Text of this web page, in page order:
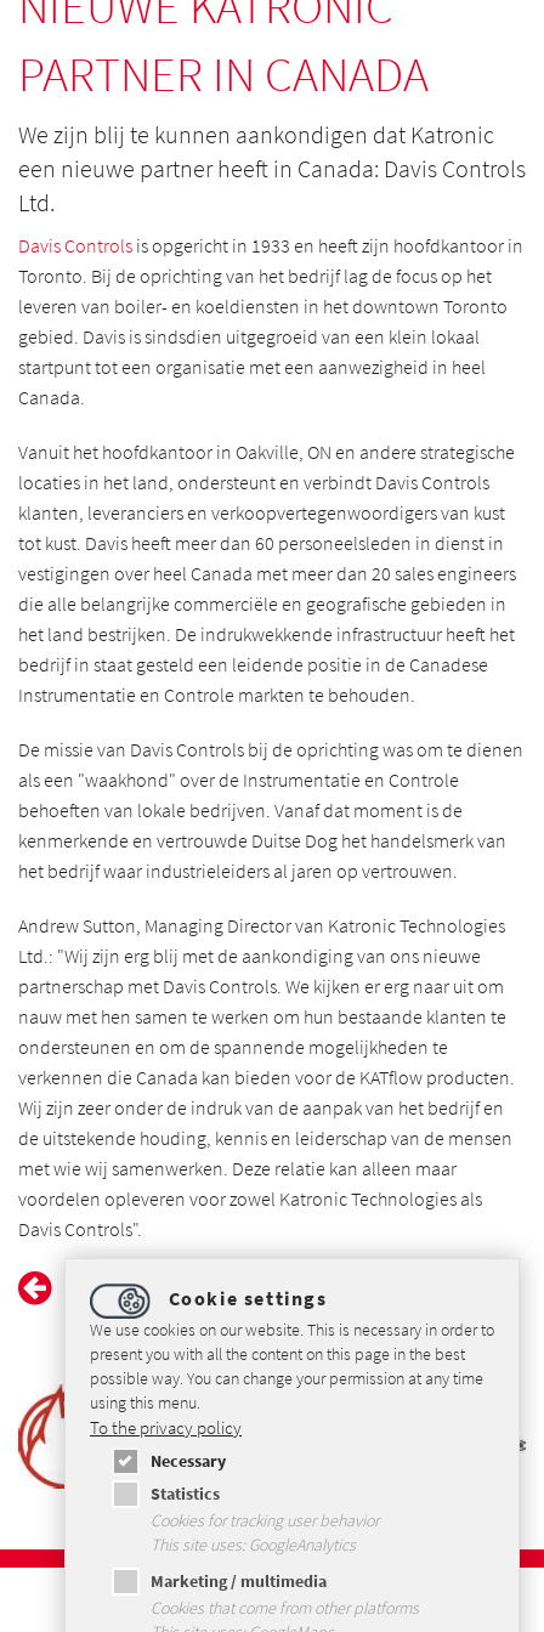
PARTNER IN CANADA
We zijn blij te kunnen aankondigen dat Katronic
een nieuwe partner heeft in Canada: Davis Controls
Ltd.
Davis Controls is opgericht in 1933 en heeft zijn hoofdkantoor in
Toronto. Bij de oprichting van het bedrijf lag de focus op het
leveren van boiler- en koeldiensten in het downtown Toronto
gebied. Davis is sindsdien uitgegroeid van een klein lokaal
startpunt tot een organisatie met een aanwezigheid in heel
Canada.
Vanuit het hoofdkantoor in Oakville, ON en andere strategische
locaties in het land, ondersteunt en verbindt Davis Controls
klanten, leveranciers en verkoopvertegenwoordigers van kust
tot kust. Davis heeft meer dan 60 personeelsleden in dienst in
vestigingen over heel Canada met meer dan 20 sales engineers
die alle belangrijke commerciële en geografische gebieden in
het land bestrijken. De indrukwekkende infrastructuur heeft het
bedrijf in staat gesteld een leidende positie in de Canadese
Instrumentatie en Controle markten te behouden.
De missie van Davis Controls bij de oprichting was om te dienen
als een "waakhond" over de Instrumentatie en Controle
behoeften van lokale bedrijven. Vanaf dat moment is de
kenmerkende en vertrouwde Duitse Dog het handelsmerk van
het bedrijf waar industrieleiders al jaren op vertrouwen.
Andrew Sutton, Managing Director van Katronic Technologies
Ltd.: "Wij zijn erg blij met de aankondiging van ons nieuwe
partnerschap met Davis Controls. We kijken er erg naar uit om
nauw met hen samen te werken om hun bestaande klanten te
ondersteunen en om de spannende mogelijkheden te
verkennen die Canada kan bieden voor de KATflow producten.
Wij zijn zeer onder de indruk van de aanpak van het bedrijf en
de uitstekende houding, kennis en leiderschap van de mensen
met wie wij samenwerken. Deze relatie kan alleen maar
voordelen opleveren voor zowel Katronic Technologies als
Davis Controls".
Imprint
Privacybeleid
Cookie settings
We use cookies on our website. This is necessary in order to
present you with all the content on this page in the best
possible way. You can change your permission at any time
using this menu.
To the privacy policy
Necessary
Statistics
Cookies for tracking user behavior
This site uses: GoogleAnalytics
Marketing / multimedia
Cookies that come from other platforms